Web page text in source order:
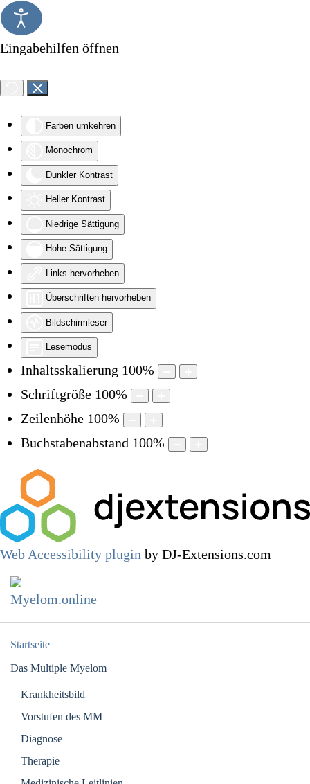
Eingabehilfen öffnen
Farben umkehren
Monochrom
Dunkler Kontrast
Heller Kontrast
Niedrige Sättigung
Hohe Sättigung
Links hervorheben
Überschriften hervorheben
Bildschirmleser
Lesemodus
Inhaltsskalierung 100%
Schriftgröße 100%
Zeilenhöhe 100%
Buchstabenabstand 100%
Web Accessibility plugin by DJ-Extensions.com
Startseite
Das Multiple Myelom
Krankheitsbild
Vorstufen des MM
Diagnose
Therapie